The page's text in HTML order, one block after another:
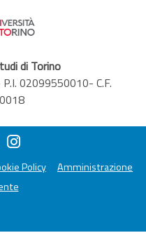
di Torino
02099550010- C.F.
Policy
Amministrazione